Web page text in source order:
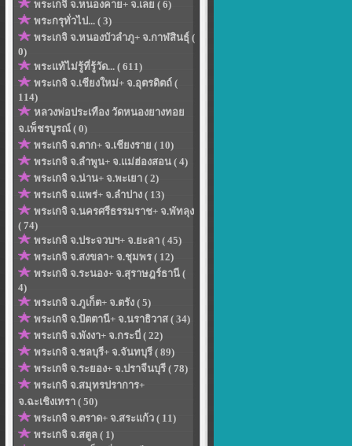
พระเกจิ จ.หนองคาย+ จ.เลย ( 6)
พระกรุทั่วไป... ( 3)
พระเกจิ จ.หนองบัวลำภู+ จ.กาฬสินธุ์ (
0)
พระแท้ไม่รู้ที่รู้วัด... ( 611)
พระเกจิ จ.เชียงใหม่+ จ.อุตรดิตถ์ (
114)
หลวงพ่อประเทือง วัดหนองยางทอย
จ.เพ็ชรบูรณ์ ( 0)
พระเกจิ จ.ตาก+ จ.เชียงราย ( 10)
พระเกจิ จ.ลำพูน+ จ.แม่ฮ่องสอน ( 4)
พระเกจิ จ.น่าน+ จ.พะเยา ( 2)
พระเกจิ จ.แพร่+ จ.ลำปาง ( 13)
พระเกจิ จ.นครศรีธรรมราช+ จ.พัทลุง
( 74)
พระเกจิ จ.ประจวบฯ+ จ.ยะลา ( 45)
พระเกจิ จ.สงขลา+ จ.ชุมพร ( 12)
พระเกจิ จ.ระนอง+ จ.สุราษฎร์ธานี (
4)
พระเกจิ จ.ภูเก็ต+ จ.ตรัง ( 5)
พระเกจิ จ.ปัตตานี+ จ.นราธิวาส ( 34)
พระเกจิ จ.พังงา+ จ.กระบี่ ( 22)
พระเกจิ จ.ชลบุรี+ จ.จันทบุรี ( 89)
พระเกจิ จ.ระยอง+ จ.ปราจีนบุรี ( 78)
พระเกจิ จ.สมุทรปราการ+
จ.ฉะเชิงเทรา ( 50)
พระเกจิ จ.ตราด+ จ.สระแก้ว ( 11)
พระเกจิ จ.สตูล ( 1)